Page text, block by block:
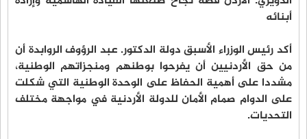
أبنائه
أكد رئيس الوزراء الأسبق دولة الدكتور. عبد الرؤوف الروابدة أن
من حق الأردنيين أن يفرحوا بوطنهم ومنجزاتهم الوطنية،
مشددا على أهمية الحفاظ على الوحدة الوطنية التي شكلت
على الدوام صمام الأمان للدولة الأردنية في مواجهة مختلف
التحديات.